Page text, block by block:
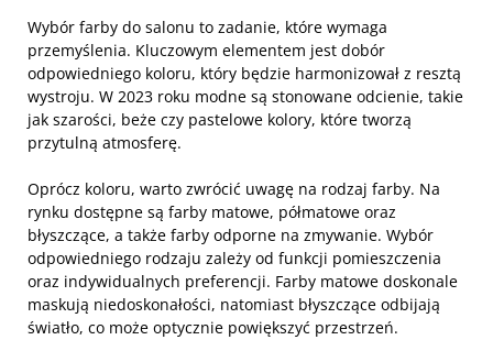
Wybór farby do salonu to zadanie, które wymaga
przemyślenia. Kluczowym elementem jest dobór
odpowiedniego koloru, który będzie harmonizował z resztą
wystroju. W 2023 roku modne są stonowane odcienie, takie
jak szarości, beże czy pastelowe kolory, które tworzą
przytulną atmosferę.
Oprócz koloru, warto zwrócić uwagę na rodzaj farby. Na
rynku dostępne są farby matowe, półmatowe oraz
błyszczące, a także farby odporne na zmywanie. Wybór
odpowiedniego rodzaju zależy od funkcji pomieszczenia
oraz indywidualnych preferencji. Farby matowe doskonale
maskują niedoskonałości, natomiast błyszczące odbijają
światło, co może optycznie powiększyć przestrzeń.